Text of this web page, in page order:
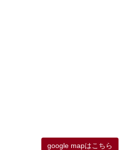
google mapはこちら